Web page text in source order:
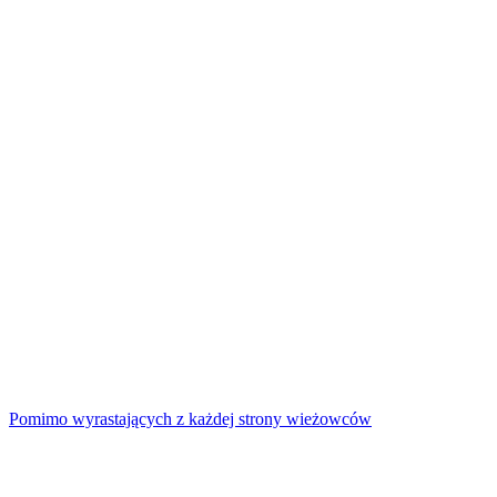
Pomimo wyrastających z każdej strony wieżowców